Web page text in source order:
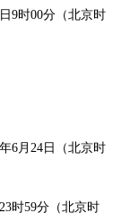
9时00分（北京时
6月24日（北京时
23时59分（北京时